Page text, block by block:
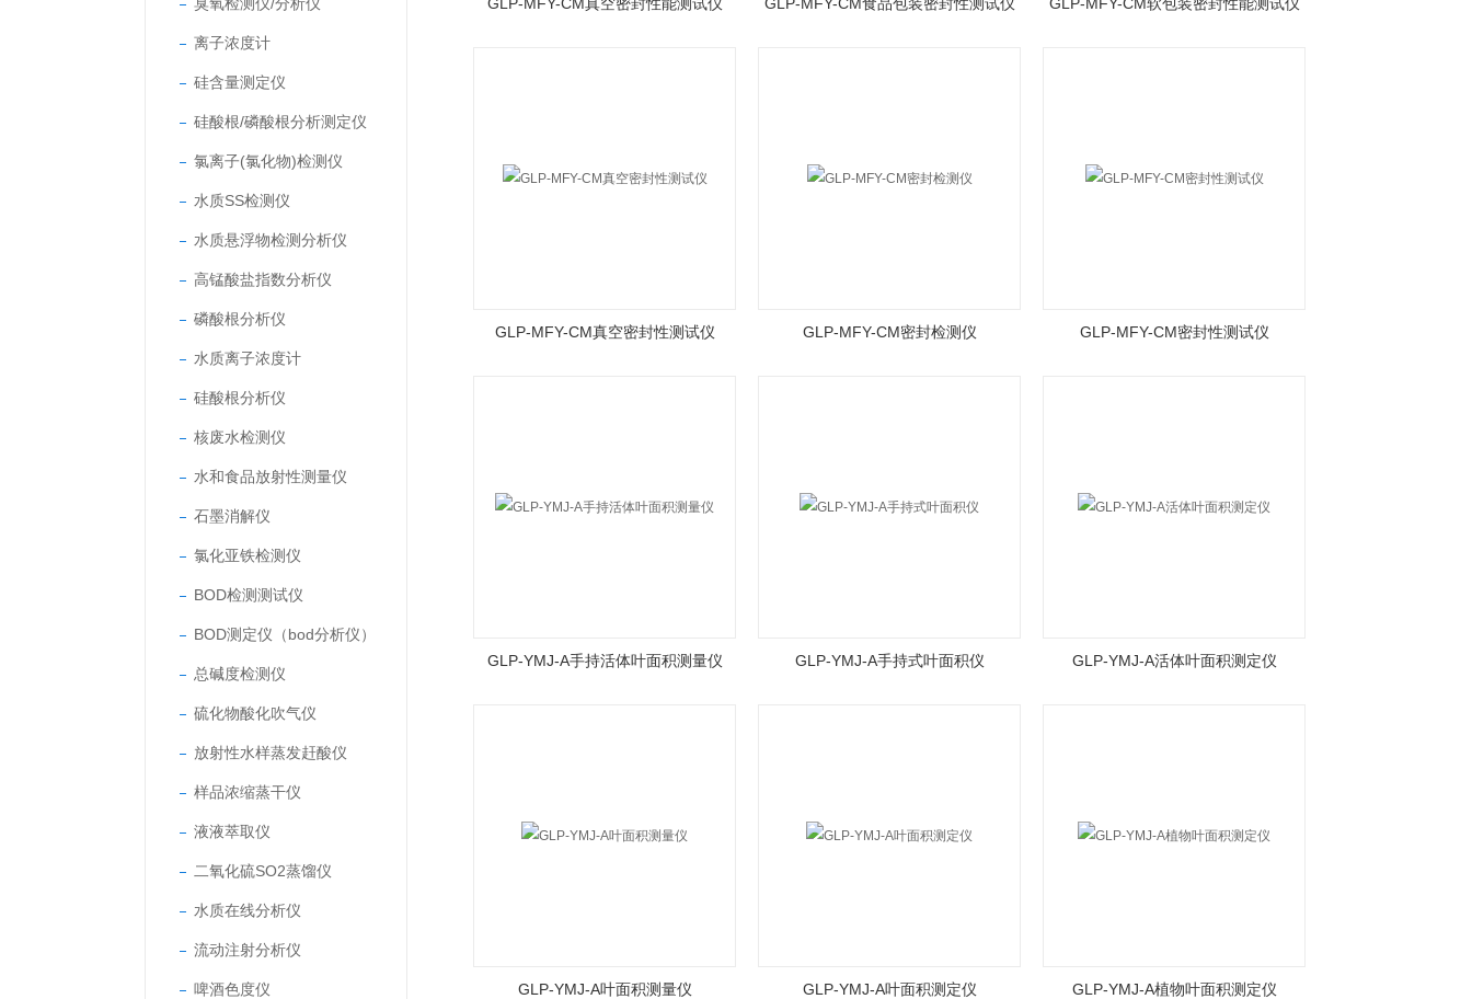
离子浓度计
硅含量测定仪
硅酸根/磷酸根分析测定仪
氯离子(氯化物)检测仪
水质SS检测仪
水质悬浮物检测分析仪
高锰酸盐指数分析仪
磷酸根分析仪
水质离子浓度计
硅酸根分析仪
核废水检测仪
水和食品放射性测量仪
石墨消解仪
氯化亚铁检测仪
BOD检测测试仪
BOD测定仪（bod分析仪）
总碱度检测仪
硫化物酸化吹气仪
放射性水样蒸发赶酸仪
样品浓缩蒸干仪
液液萃取仪
二氧化硫SO2蒸馏仪
水质在线分析仪
流动注射分析仪
啤酒色度仪
GLP-MFY-CM真空密封性测试仪 GLP-MFY-CM密封检测仪 GLP-MFY-CM密封性测试仪
GLP-YMJ-A手持活体叶面积测量仪 GLP-YMJ-A手持式叶面积仪 GLP-YMJ-A活体叶面积测定仪
GLP-YMJ-A叶面积测量仪 GLP-YMJ-A叶面积测定仪 GLP-YMJ-A植物叶面积测定仪